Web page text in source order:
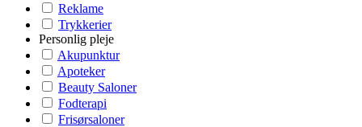
Reklame
Trykkerier
Personlig pleje
Akupunktur
Apoteker
Beauty Saloner
Fodterapi
Frisørsaloner